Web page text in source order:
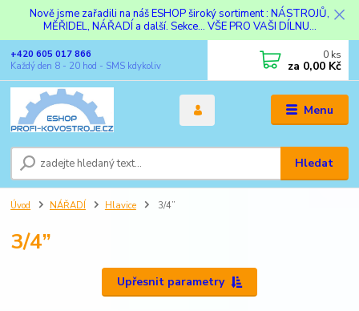
Nově jsme zařadili na náš ESHOP široký sortiment : NÁSTROJŮ,
MĚŘIDEL, NÁŘADÍ a další. Sekce... VŠE PRO VAŠI DÍLNU...
Menu
Hledat
+420 605 017 866
Každý den 8 - 20 hod - SMS kdykoliv
0 ks
za 0,00 Kč
Úvod NÁŘADÍ Hlavice 3/4”
3/4”
Upřesnit parametry